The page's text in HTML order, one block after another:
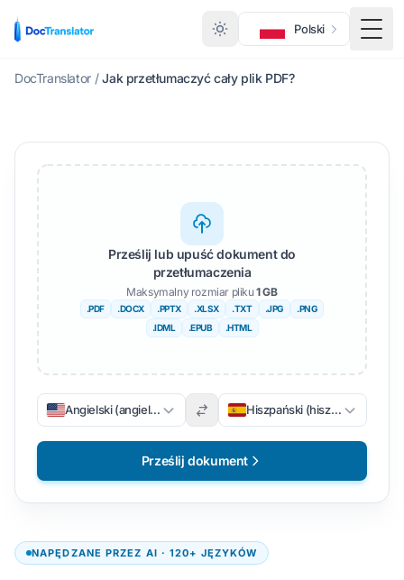
Polski
DocTranslator / Jak przetłumaczyć cały plik PDF?
NAPĘDZANE PRZEZ AI · 120+ JĘZYKÓW
Prześlij lub upuść dokument do
przetłumaczenia
Maksymalny rozmiar pliku1 GB
.PDF .DOCX .PPTX .XLSX .TXT .JPG
.PNG
.IDML
.EPUB .HTML
Angielski (angielski) Hiszpański (hiszpański)
Prześlij dokument